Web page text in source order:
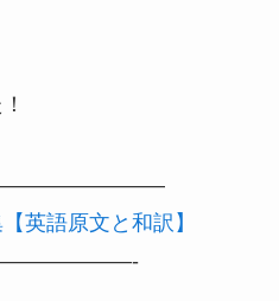
英語原文と和訳】